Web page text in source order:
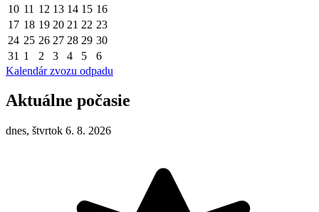
10 11 12 13 14 15 16
17 18 19 20 21 22 23
24 25 26 27 28 29 30
31 1 2 3 4 5
6
Kalendár zvozu odpadu
Aktuálne počasie
dnes, štvrtok 6. 8. 2026